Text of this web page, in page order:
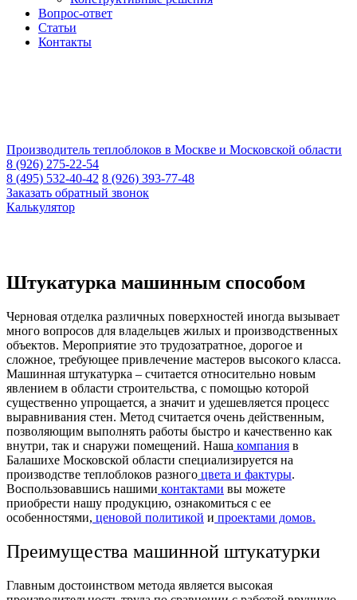
Вопрос-ответ
Статьи
Контакты
Производитель теплоблоков в Москве и Московской области
8 (926) 275-22-54
8 (495) 532-40-42 8 (926) 393-77-48
Заказать обратный звонок
Калькулятор
Штукатурка машинным способом
Черновая отделка различных поверхностей иногда вызывает
много вопросов для владельцев жилых и производственных
объектов. Мероприятие это трудозатратное, дорогое и
сложное, требующее привлечение мастеров высокого класса.
Машинная штукатурка – считается относительно новым
явлением в области строительства, с помощью которой
существенно упрощается, а значит и удешевляется процесс
выравнивания стен. Метод считается очень действенным,
позволяющим выполнять работы быстро и качественно как
внутри, так и снаружи помещений. Наша компания в
Балашихе Московской области специализируется на
производстве теплоблоков разного цвета и фактуры.
Воспользовавшись нашими контактами вы можете
приобрести нашу продукцию, ознакомиться с ее
особенностями, ценовой политикой и проектами домов.
Преимущества машинной штукатурки
Главным достоинством метода является высокая